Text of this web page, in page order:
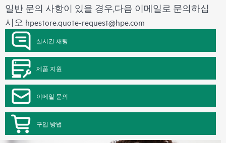
일반 문의 사항이 있을 경우,다음 이메일로 문의하십
시오 hpestore.quote-request@hpe.com
실시간 채팅
제품 지원
이메일 문의
구입 방법